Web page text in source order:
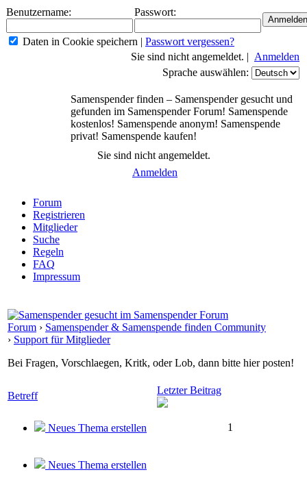
Benutzername: Passwort:
Daten in Cookie speichern | Passwort vergessen?
Sie sind nicht angemeldet. | Anmelden
Sprache auswählen:
Samenspender finden – Samenspender gesucht und
gefunden im Samenspender Forum! Samenspende
kostenlos! Samenspende anonym! Samenspende
privat! Samenspende kaufen!
Sie sind nicht angemeldet.
Anmelden
Forum
Registrieren
Mitglieder
Suche
Regeln
FAQ
Impressum
Forum › Samenspender & Samenspende finden Community
› Support für Mitglieder
Bei Fragen, Vorschlaegen, Kritk, oder Lob, dann bitte hier posten!
Betreff Letzter Beitrag
Neues Thema erstellen 1
Neues Thema erstellen